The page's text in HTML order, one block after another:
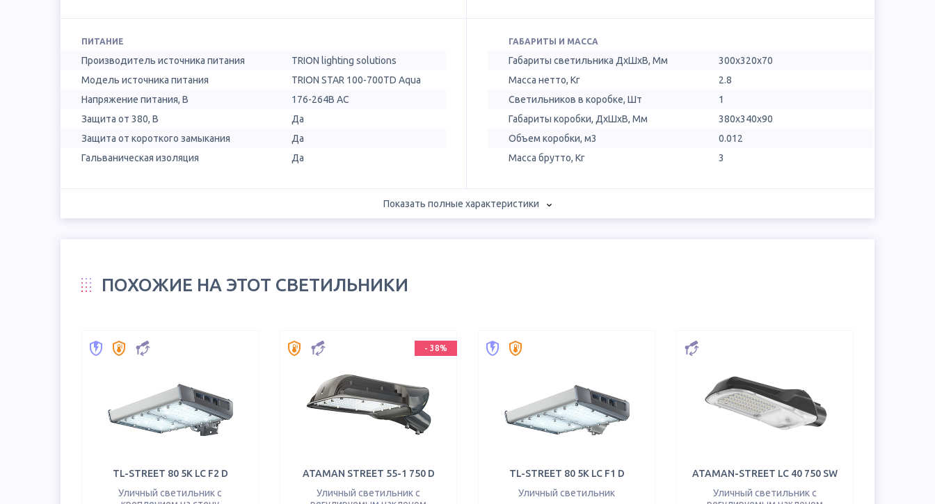
ПИТАНИЕ
Производитель источника питания
TRION lighting solutions
Модель источника питания
TRION STAR 100-700TD Aqua
Напряжение питания, В
176-264В AC
Защита от 380, В
Да
Защита от короткого замыкания
Да
Гальваническая изоляция
Да
ГАБАРИТЫ И МАССА
Габариты светильника ДхШхВ, Мм
300х320х70
Масса нетто, Кг
2.8
Светильников в коробке, Шт
1
Габариты коробки, ДхШхВ, Мм
380x340x90
Объем коробки, м3
0.012
Масса брутто, Кг
3
Показать полные характеристики
ПОХОЖИЕ НА ЭТОТ СВЕТИЛЬНИКИ
TL-STREET 80 5K LC F2 D
Уличный светильник с
- 38%
ATAMAN STREET 55-1 750 D
Уличный светильник с
TL-STREET 80 5K LC F1 D
Уличный светильник
ATAMAN-STREET LC 40 750 SW
Уличный светильник с